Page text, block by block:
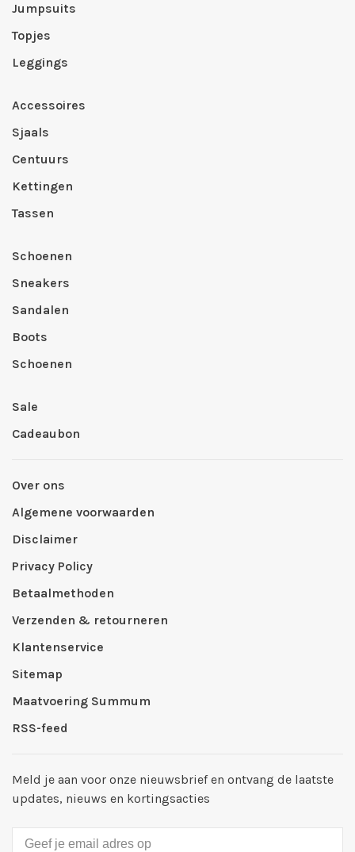
Jumpsuits
Topjes
Leggings
Accessoires
Sjaals
Centuurs
Kettingen
Tassen
Schoenen
Sneakers
Sandalen
Boots
Schoenen
Sale
Cadeaubon
Over ons
Algemene voorwaarden
Disclaimer
Privacy Policy
Betaalmethoden
Verzenden & retourneren
Klantenservice
Sitemap
Maatvoering Summum
RSS-feed
Meld je aan voor onze nieuwsbrief en ontvang de laatste
updates, nieuws en kortingsacties